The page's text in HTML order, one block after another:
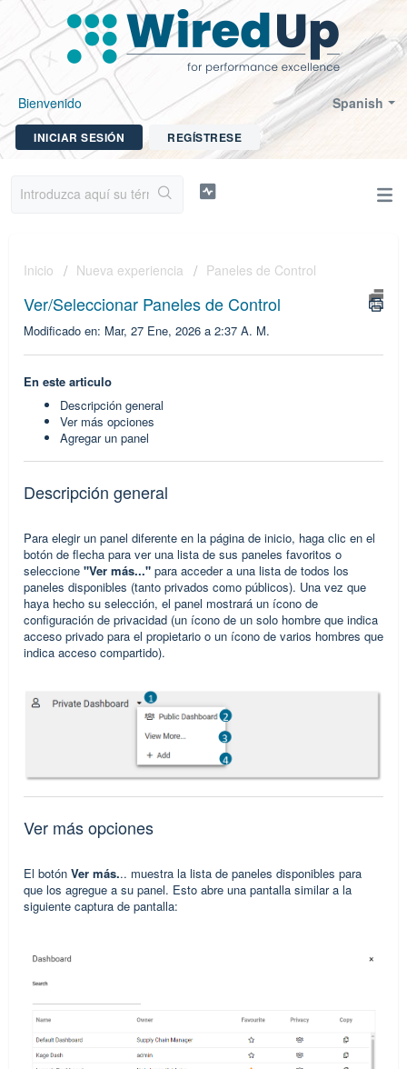
Spanish
Bienvenido
INICIAR SESIÓN REGÍSTRESE
Inicio Nueva experiencia Paneles de Control
Ver/Seleccionar Paneles de Control
Modificado en: Mar, 27 Ene, 2026 a 2:37 A. M.
En este articulo
Descripción general
Ver más opciones
Agregar un panel
Descripción general
Para elegir un panel diferente en la página de inicio, haga clic en el
botón de flecha para ver una lista de sus paneles favoritos o
seleccione "Ver más..." para acceder a una lista de todos los
paneles disponibles (tanto privados como públicos). Una vez que
haya hecho su selección, el panel mostrará un ícono de
configuración de privacidad (un ícono de un solo hombre que indica
acceso privado para el propietario o un ícono de varios hombres que
indica acceso compartido).
Ver más opciones
El botón Ver más... muestra la lista de paneles disponibles para
que los agregue a su panel. Esto abre una pantalla similar a la
siguiente captura de pantalla: